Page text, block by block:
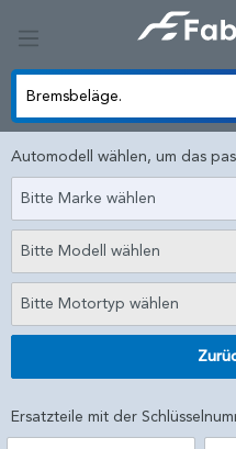
Automodell wählen, um das
Bitte Marke wählen
Bitte Modell wählen
Bitte Motortyp wählen
Ersatzteile mit der